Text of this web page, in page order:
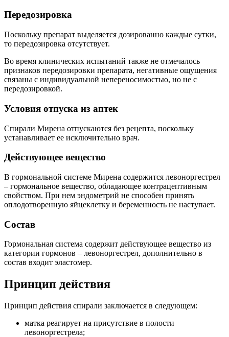
Передозировка
Поскольку препарат выделяется дозированно каждые сутки,
то передозировка отсутствует.
Во время клинических испытаний также не отмечалось
признаков передозировки препарата, негативные ощущения
связаны с индивидуальной непереносимостью, но не с
передозировкой.
Условия отпуска из аптек
Спирали Мирена отпускаются без рецепта, поскольку
устанавливает ее исключительно врач.
Действующее вещество
В гормональной системе Мирена содержится левоноргестрел
– гормональное вещество, обладающее контрацептивным
свойством. При нем эндометрий не способен принять
оплодотворенную яйцеклетку и беременность не наступает.
Состав
Гормональная система содержит действующее вещество из
категории гормонов – левоноргестрел, дополнительно в
состав входит эластомер.
Принцип действия
Принцип действия спирали заключается в следующем:
матка реагирует на присутствие в полости
левоноргестрела;